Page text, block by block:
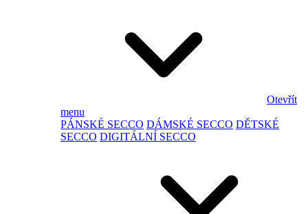
Otevřít
menu
PÁNSKÉ SECCO DÁMSKÉ SECCO DĚTSKÉ
SECCO DIGITÁLNÍ SECCO